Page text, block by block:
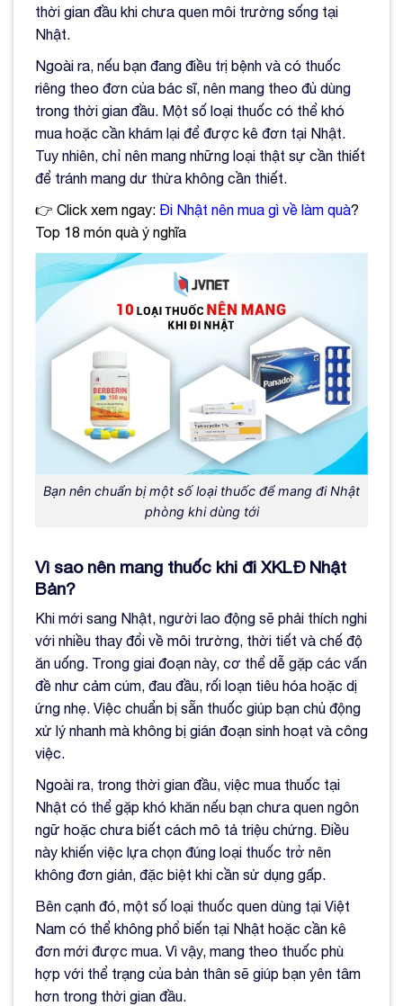
thời gian đầu khi chưa quen môi trường sống tại
Nhật.
Ngoài ra, nếu bạn đang điều trị bệnh và có thuốc
riêng theo đơn của bác sĩ, nên mang theo đủ dùng
trong thời gian đầu. Một số loại thuốc có thể khó
mua hoặc cần khám lại để được kê đơn tại Nhật.
Tuy nhiên, chỉ nên mang những loại thật sự cần thiết
để tránh mang dư thừa không cần thiết.
👉 Click xem ngay: Đi Nhật nên mua gì về làm quà?
Top 18 món quà ý nghĩa
Bạn nên chuẩn bị một số loại thuốc để mang đi Nhật
phòng khi dùng tới
Vì sao nên mang thuốc khi đi XKLĐ Nhật
Bản?
Khi mới sang Nhật, người lao động sẽ phải thích nghi
với nhiều thay đổi về môi trường, thời tiết và chế độ
ăn uống. Trong giai đoạn này, cơ thể dễ gặp các vấn
đề như cảm cúm, đau đầu, rối loạn tiêu hóa hoặc dị
ứng nhẹ. Việc chuẩn bị sẵn thuốc giúp bạn chủ động
xử lý nhanh mà không bị gián đoạn sinh hoạt và công
việc.
Ngoài ra, trong thời gian đầu, việc mua thuốc tại
Nhật có thể gặp khó khăn nếu bạn chưa quen ngôn
ngữ hoặc chưa biết cách mô tả triệu chứng. Điều
này khiến việc lựa chọn đúng loại thuốc trở nên
không đơn giản, đặc biệt khi cần sử dụng gấp.
Bên cạnh đó, một số loại thuốc quen dùng tại Việt
Nam có thể không phổ biến tại Nhật hoặc cần kê
đơn mới được mua. Vì vậy, mang theo thuốc phù
hợp với thể trạng của bản thân sẽ giúp bạn yên tâm
hơn trong thời gian đầu.